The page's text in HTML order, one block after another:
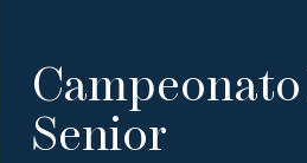
Senior